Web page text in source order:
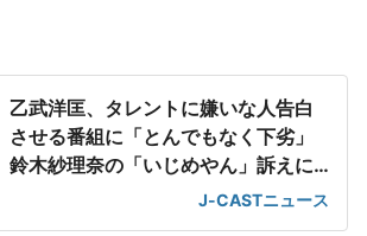
乙武洋匡、タレントに嫌いな人告白
させる番組に「とんでもなく下劣」
鈴木紗理奈の「いじめやん」訴えに
J-CASTニュース